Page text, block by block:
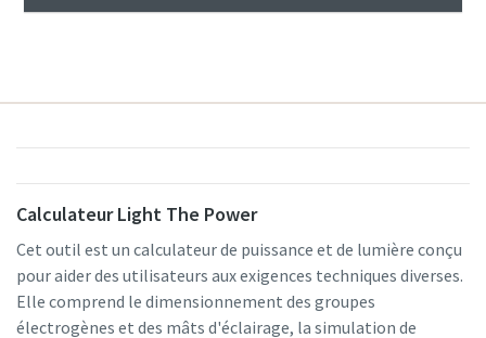
Calculateur Light The Power
Cet outil est un calculateur de puissance et de lumière conçu
pour aider des utilisateurs aux exigences techniques diverses.
Elle comprend le dimensionnement des groupes
électrogènes et des mâts d'éclairage, la simulation de